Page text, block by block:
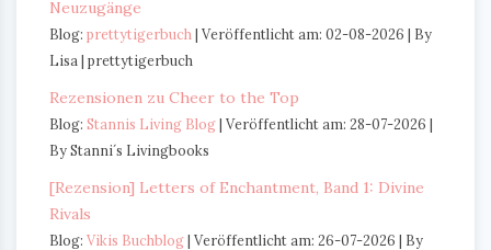
Neuzugänge
Blog: prettytigerbuch Veröffentlicht am: 02-08-2026
By
Lisa | prettytigerbuch
Rezensionen zu Cheer to the Top
Blog: Stannis Living Blog Veröffentlicht am: 28-07-2026
By Stanni´s Livingbooks
[Rezension] Letters of Enchantment, Band 1: Divine
Rivals
Blog: Vikis Buchblog Veröffentlicht am: 26-07-2026
By